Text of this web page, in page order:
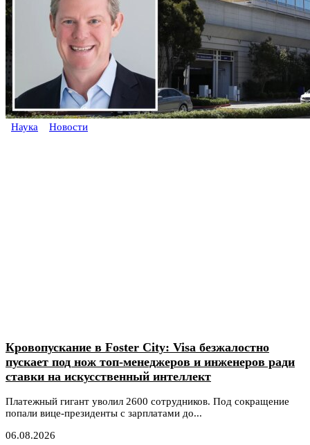
Наука Новости
Кровопускание в Foster City: Visa безжалостно
пускает под нож топ-менеджеров и инженеров ради
ставки на искусственный интеллект
Платежный гигант уволил 2600 сотрудников. Под сокращение
попали вице-президенты с зарплатами до...
06.08.2026